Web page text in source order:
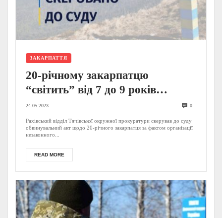
ЗАКАРПАТТЯ
20-річному закарпатцю
“світить” від 7 до 9 років
тюрми: у прокуратурі
розповіли, що він накоїв
24.05.2023 0
Рахівський відділ Тячівської окружної прокуратури скерував до суду
обвинувальний акт щодо 20-річного закарпатця за фактом організації
незаконного...
READ MORE